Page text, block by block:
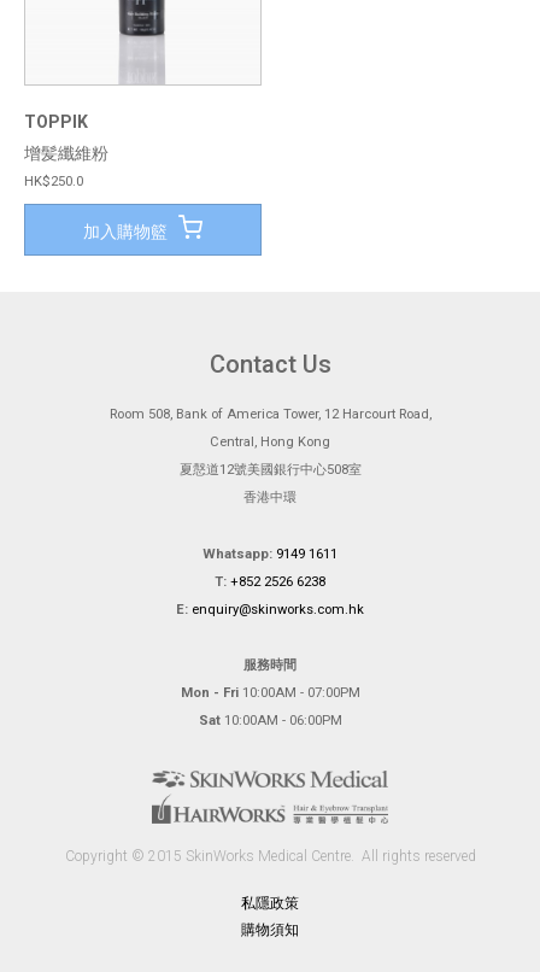
TOPPIK
增髪纖維粉
HK$250.0
加入購物籃
Contact Us
Room 508, Bank of America Tower, 12 Harcourt Road,
Central, Hong Kong
夏慤道12號美國銀行中心508室
香港中環
Whatsapp: 9149 1611
T: +852 2526 6238
E: enquiry@skinworks.com.hk
服務時間
Mon - Fri10:00AM - 07:00PM
Sat10:00AM - 06:00PM
Copyright © 2015 SkinWorks Medical Centre. All rights reserved
私隱政策
購物須知